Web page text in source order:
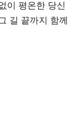
이 평온한 당신
길 끝까지 함께